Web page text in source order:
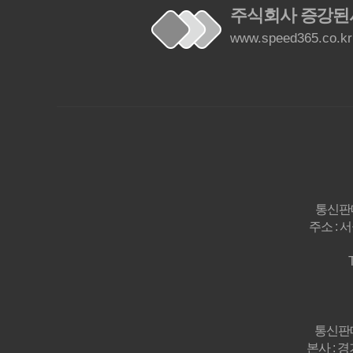
주식회사 증강
www.speed365.co.kr
통신
주소 :
통신판
본사 :